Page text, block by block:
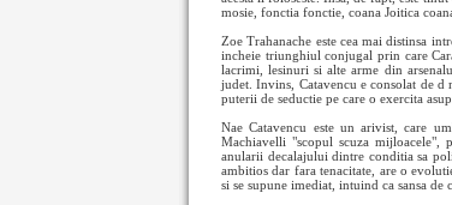
mosie, fonctia fonctie, coana Joitica
Zoe Trahanache este cea mai distinsa
incheie triunghiul conjugal prin care
lacrimi, lesinuri si alte arme din
judet. Invins, Catavencu e consolat de d
puterii de seductie pe care o exercita
Nae Catavencu este un arivist, care
Machiavelli "scopul scuza
anularii decalajului dintre conditia sa
ambitios dar fara tenacitate, are o
si se supune imediat, intuind ca sansa